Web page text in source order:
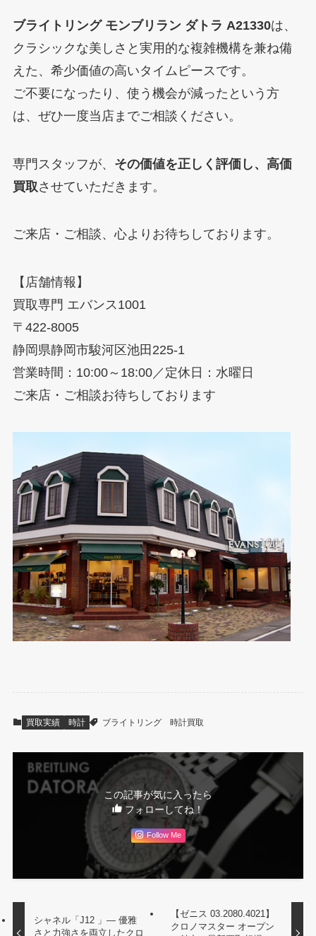
ブライトリング モンブリラン ダトラ A21330は、
クラシックな美しさと実用的な複雑機構を兼ね備
えた、希少価値の高いタイムピースです。
ご不要になったり、使う機会が減ったという方
は、ぜひ一度当店までご相談ください。
専門スタッフが、 その価値を正しく評価し、高価
買取させていただきます。
ご来店・ご相談、心よりお待ちしております。
【店舗情報】
買取専門 エバンス1001
〒422-8005
静岡県静岡市駿河区池田225-1
営業時間：10:00～18:00／定休日：水曜日
ご来店・ご相談お待ちしております
買取実績 時計 ブライトリング 時計買取
この記事が気に入ったら
フォローしてね！
Follow Me
シャネル「J12 」― 優雅
さと力強さを両立したクロ
【ゼニス 03.2080.4021】
クロノマスター オープン